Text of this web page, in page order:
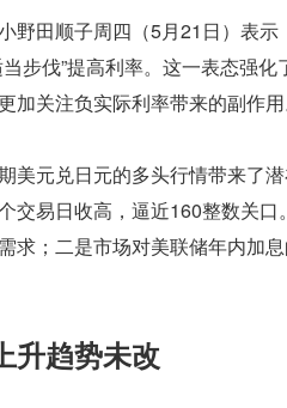
野田顺子周四（5月21日）表
步伐”提高利率。这一表态强
加关注负实际利率带来的副作
美元兑日元的多头行情带来了
交易日收高，逼近160整数关
求；二是市场对美联储年内加
升趋势未改